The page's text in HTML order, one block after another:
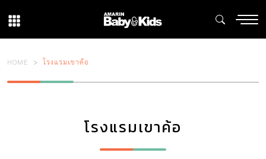
HOME โรงแรมเขาค้อ
โรงแรมเขาค้อ